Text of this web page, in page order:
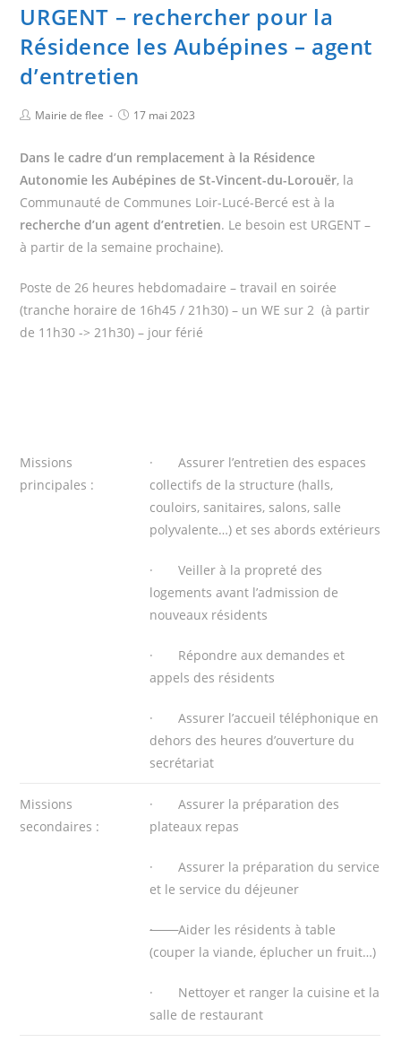
URGENT – rechercher pour la
Résidence les Aubépines – agent
d’entretien
Mairie de flee 17 mai 2023
Dans le cadre d’un remplacement à la Résidence
Autonomie les Aubépines de St-Vincent-du-Lorouër, la
Communauté de Communes Loir-Lucé-Bercé est à la
recherche d’un agent d’entretien. Le besoin est URGENT –
à partir de la semaine prochaine).
Poste de 26 heures hebdomadaire – travail en soirée
(tranche horaire de 16h45 / 21h30) – un WE sur 2 (à partir
de 11h30 -> 21h30) – jour férié
Missions
principales :
· Assurer l’entretien des espaces
collectifs de la structure (halls,
couloirs, sanitaires, salons, salle
polyvalente…) et ses abords extérieurs
· Veiller à la propreté des
logements avant l’admission de
nouveaux résidents
· Répondre aux demandes et
appels des résidents
· Assurer l’accueil téléphonique en
dehors des heures d’ouverture du
secrétariat
Missions
secondaires :
· Assurer la préparation des
plateaux repas
· Assurer la préparation du service
et le service du déjeuner
·Aider les résidents à table
(couper la viande, éplucher un fruit…)
· Nettoyer et ranger la cuisine et la
salle de restaurant